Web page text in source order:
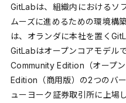
GitLabは、組織内におけるソ
ムーズに進めるための環境構
は、オランダに本社を置く
GitLabはオープンコアモデル
Community Edition（オープ
Edition（商用版）の2つのバ
ューヨーク証券取引所に上場